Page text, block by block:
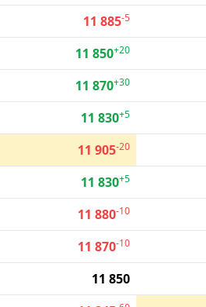
11 885-5
11 850+20
11 870+30
11 830+5
11 905-20
11 830+5
11 880-10
11 870-10
11 850